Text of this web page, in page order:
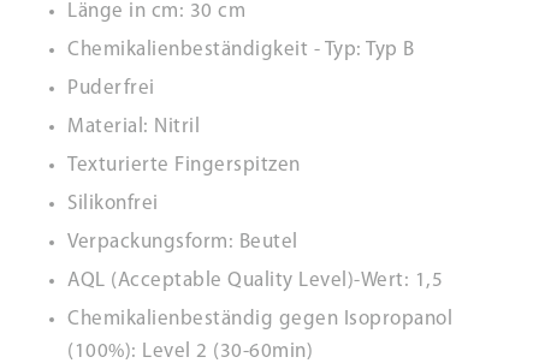
Länge in cm: 30 cm
Chemikalienbeständigkeit - Typ: Typ B
Puderfrei
Material: Nitril
Texturierte Fingerspitzen
Silikonfrei
Verpackungsform: Beutel
AQL (Acceptable Quality Level)-Wert: 1,5
Chemikalienbeständig gegen Isopropanol
(100%): Level 2 (30-60min)